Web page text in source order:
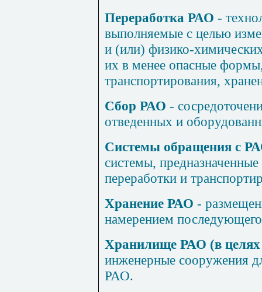
Переработка РАО -
выполняемые с целью
и (или) физико-
их в менее опасные
транспортирования,
Сбор РАО -
отведенных и
Системы обращения с
системы,
переработки и
Хранение РАО -
намерением
Хранилище РАО (в целях
инженерные сооружения
РАО.